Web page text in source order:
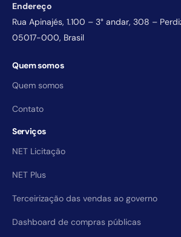
Endereço
Rua Apinajés, 1.100 – 3° andar, 308 –
05017-000, Brasil
Quem somos
Quem somos
Contato
Serviços
NET Licitação
NET Plus
Terceirização das vendas ao governo
Dashboard de compras públicas